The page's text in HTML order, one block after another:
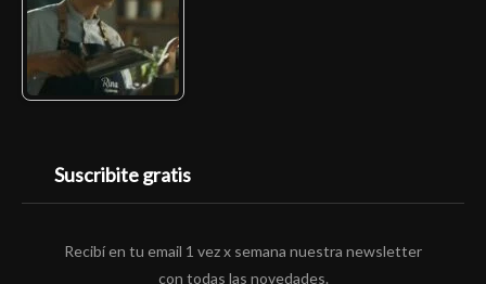
Suscribite gratis
Recibí en tu email 1 vez x semana nuestra newsletter
con todas las novedades.